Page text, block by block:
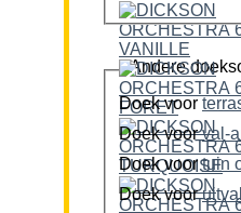
Andere
Doek voor
Doek voor
Doek voor
Doek voor